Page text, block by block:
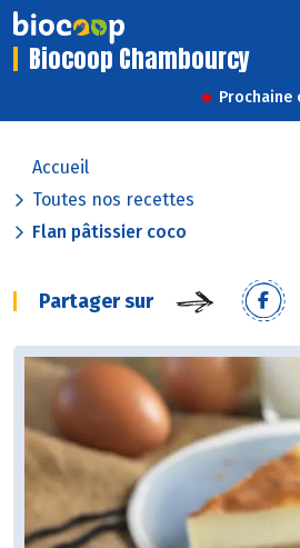
Biocoop Chambourcy
Prochaine
Accueil
Toutes nos recettes
Flan pâtissier coco
Partager sur